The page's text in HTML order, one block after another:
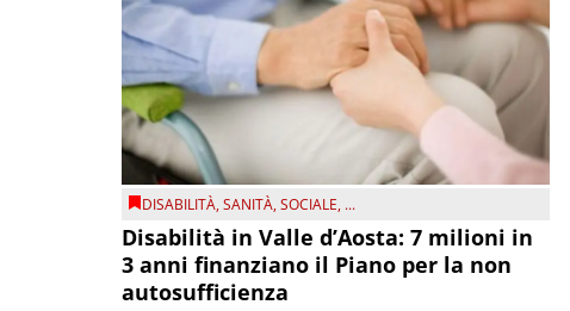
DISABILITÀ,SANITÀ,SOCIALE, ...
Disabilità in Valle d’Aosta: 7 milioni in
3 anni finanziano il Piano per la non
autosufficienza